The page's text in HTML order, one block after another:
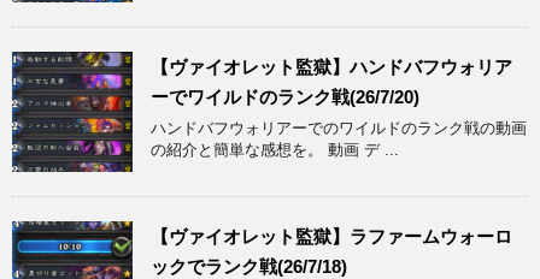
【ヴァイオレット監獄】ハンドバフウォリア
ーでワイルドのランク戦(26/7/20)
ハンドバフウォリアーでのワイルドのランク戦の動画
の紹介と簡単な感想を。 動画 デ ...
【ヴァイオレット監獄】ラファームウォーロ
ックでランク戦(26/7/18)